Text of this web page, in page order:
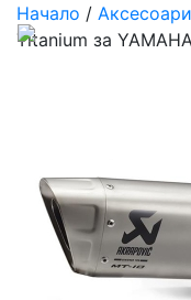
Начало / Аксесоари
Titanium за